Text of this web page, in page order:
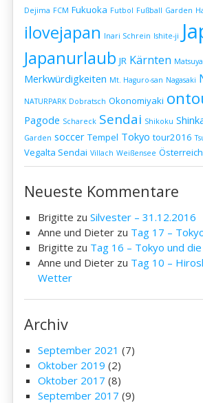
Dejima FCM Fukuoka Futbol Fußball Garden
ilovejapan Inari Schrein Ishite-ji
Japanurlaub JR Kärnten
Merkwürdigkeiten Mt. Haguro-san Nagasaki
NATURPARK Dobratsch Okonomiyaki
Pagode Schareck Sendai Shikoku
Garden soccer Tempel Tokyo tour2016
Vegalta Sendai Villach Weißensee Österreich
Neueste Kommentare
Brigitte zuSilvester – 31.12.2016
Anne und Dieter zu Tag 17 –
Brigitte zu Tag 16 – Tokyo und
Anne und Dieter zu Tag 10 –
Wetter
Archiv
September 2021 (7)
Oktober 2019 (2)
Oktober 2017 (8)
September 2017 (9)